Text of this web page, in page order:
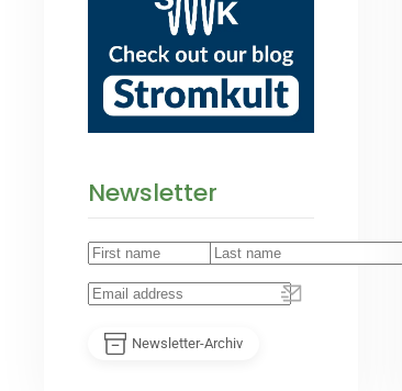
Newsletter
Newsletter-Archiv